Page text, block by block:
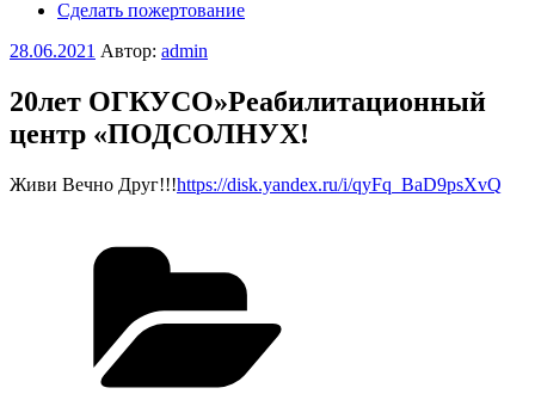
Сделать пожертование
Опубликовано
28.06.2021 Автор: admin
20лет ОГКУСО»Реабилитационный
центр «ПОДСОЛНУХ!
Живи Вечно Друг!!!https://disk.yandex.ru/i/qyFq_BaD9psXvQ